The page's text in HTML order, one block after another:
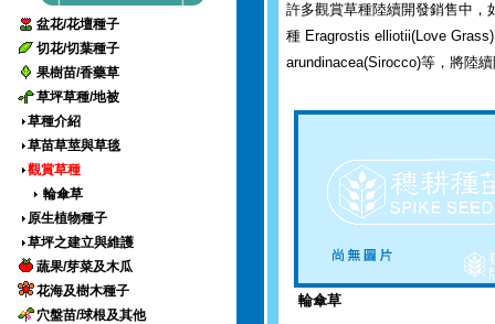
盆花/花壇種子
切花/切葉種子
果樹苗/香藥草
草坪草種/地被
草種介紹
草苗草莖與草毯
觀賞草種
輪傘草
原生植物種子
草坪之建立與維護
蔬果/芽菜及木瓜
花海及樹木種子
穴盤苗/球根及其他
許多觀賞草種陸續開發銷售中，
種 Eragrostis elliotii(Love
arundinacea(Sirocco)等，將陸
輪傘草